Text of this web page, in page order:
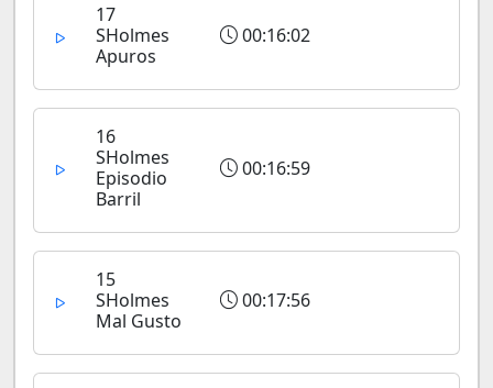
17
SHolmes
Apuros
00:16:02
16
SHolmes
Episodio
Barril
00:16:59
15
SHolmes
Mal Gusto
00:17:56